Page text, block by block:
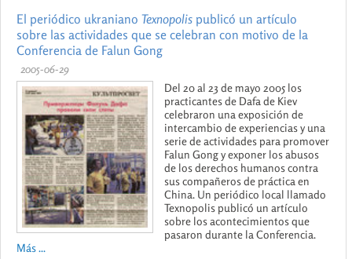
El periódico ukraniano Texnopolis publicó un artículo
sobre las actividades que se celebran con motivo de la
Conferencia de Falun Gong
2005-06-29
Del 20 al 23 de mayo 2005 los
practicantes de Dafa de Kiev
celebraron una exposición de
intercambio de experiencias y una
serie de actividades para promover
Falun Gong y exponer los abusos
de los derechos humanos contra
sus compañeros de práctica en
China. Un periódico local llamado
Texnopolis publicó un artículo
sobre los acontecimientos que
pasaron durante la Conferencia.
Más ...